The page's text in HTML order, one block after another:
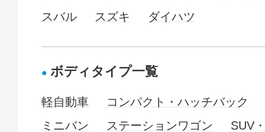
スバル
スズキ ダイハツ
ボディタイプ一覧
軽自動車
コンパクト・ハッチバック
ミニバン
ステーションワゴン
SUV